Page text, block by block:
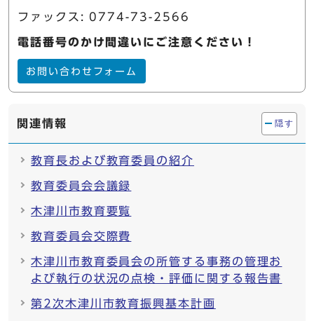
ファックス: 0774-73-2566
電話番号のかけ間違いにご注意ください！
お問い合わせフォーム
関連情報 隠す
教育長および教育委員の紹介
教育委員会会議録
木津川市教育要覧
教育委員会交際費
木津川市教育委員会の所管する事務の管理お
よび執行の状況の点検・評価に関する報告書
第2次木津川市教育振興基本計画